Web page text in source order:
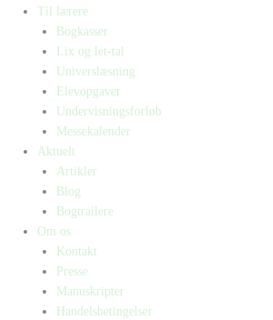
Til lærere
Bogkasser
Lix og let-tal
Universlæsning
Elevopgaver
Undervisningsforløb
Messekalender
Aktuelt
Artikler
Blog
Bogtrailere
Om os
Kontakt
Presse
Manuskripter
Handelsbetingelser